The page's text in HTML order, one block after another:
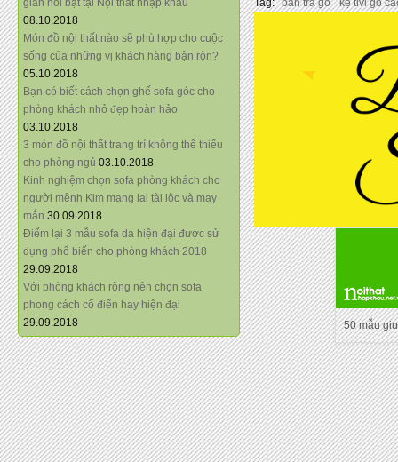
giãn nổi bật tại Nội thất nhập khẩu
08.10.2018
Món đồ nội thất nào sẽ phù hợp cho cuộc
sống của những vị khách hàng bận rộn?
05.10.2018
Bạn có biết cách chọn ghế sofa góc cho
phòng khách nhỏ đẹp hoàn hảo
03.10.2018
3 món đồ nội thất trang trí không thể thiếu
cho phòng ngủ 03.10.2018
Kinh nghiệm chọn sofa phòng khách cho
người mệnh Kim mang lại tài lộc và may
mắn 30.09.2018
Điểm lại 3 mẫu sofa da hiện đại được sử
dụng phổ biến cho phòng khách 2018
29.09.2018
Với phòng khách rộng nên chọn sofa
phong cách cổ điển hay hiện đại
29.09.2018
Tag: bàn trà gỗ kệ tivi gỗ
50 mẫu